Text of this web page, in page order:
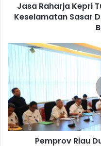
Jasa Raharja Kepri
Keselamatan Sasar
Pemprov Riau